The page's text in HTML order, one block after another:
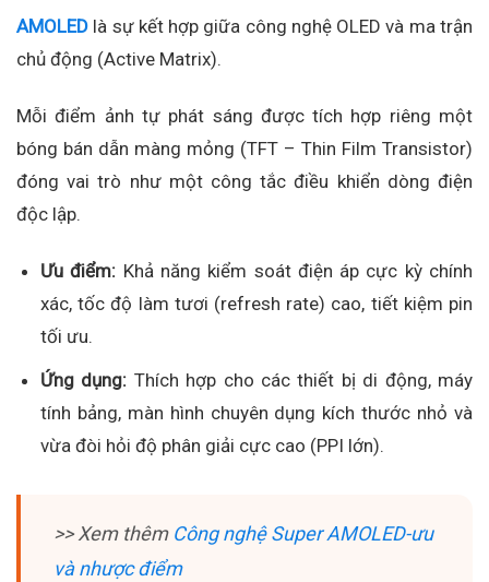
AMOLED là sự kết hợp giữa công nghệ OLED và ma trận
chủ động (Active Matrix).
Mỗi điểm ảnh tự phát sáng được tích hợp riêng một
bóng bán dẫn màng mỏng (TFT – Thin Film Transistor)
đóng vai trò như một công tắc điều khiển dòng điện
độc lập.
Ưu điểm: Khả năng kiểm soát điện áp cực kỳ chính
xác, tốc độ làm tươi (refresh rate) cao, tiết kiệm pin
tối ưu.
Ứng dụng: Thích hợp cho các thiết bị di động, máy
tính bảng, màn hình chuyên dụng kích thước nhỏ và
vừa đòi hỏi độ phân giải cực cao (PPI lớn).
>> Xem thêm Công nghệ Super AMOLED-ưu
và nhược điểm